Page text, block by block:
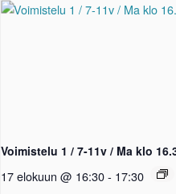
Voimistelu 1 / 7-11v / Ma klo
17 elokuun @ 16:30- 17:30